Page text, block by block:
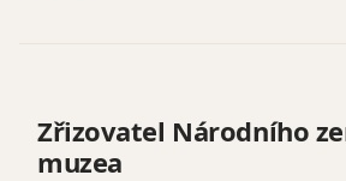
Zřizovatel Národního
muzea